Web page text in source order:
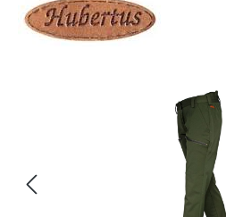
Bildergalerie überspringen